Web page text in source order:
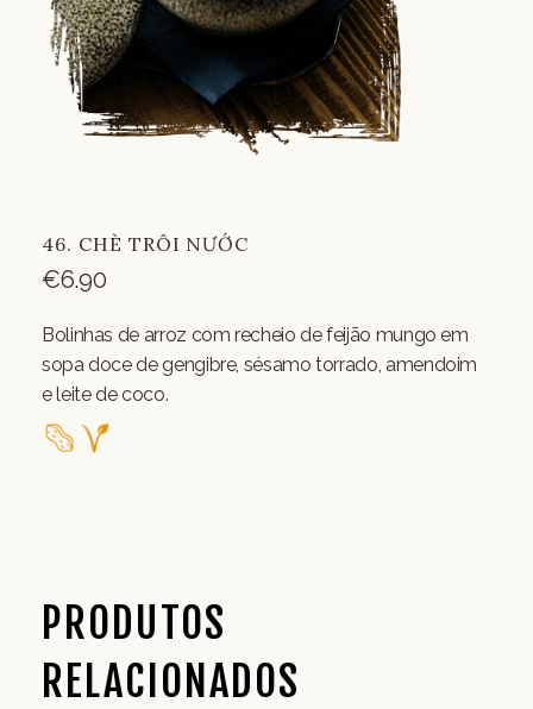
46. CHÈ TRÔI NƯỚC
€6.90
Bolinhas de arroz com recheio de feijão mungo em
sopa doce de gengibre, sésamo torrado, amendoim
e leite de coco.
PRODUTOS
RELACIONADOS